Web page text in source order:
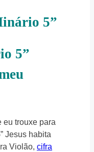
5”
5”
eu trouxe para
Jesus habita
Violão, cifra